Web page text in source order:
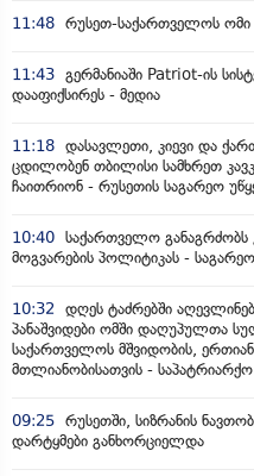
11:48 რუსეთ-საქართველოს ომი
11:43 გერმანიაში Patriot-ის
დააფიქსირეს - მედია
11:18 დასავლეთი, კიევი და
ცდილობენ თბილისი სამხრეთ
ჩაითრიონ - რუსეთის საგარეო
10:40 საქართველო განაგრძობს
მოგვარების პოლიტიკას -
10:32
დღეს ტაძრებში
პანაშვიდები ომში დაღუპულთა
საქართველოს მშვიდობის,
მთლიანობისათვის - საპატრიარქო
09:25 რუსეთში, სიზრანის
დარტყმები განხორციელდა